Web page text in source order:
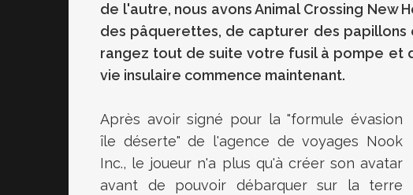
de l'autre, nous avons Animal Crossing New
des pâquerettes, de capturer des papillons
rangez tout de suite votre fusil à pompe et
vie insulaire commence maintenant.
Après avoir signé pour la "formule évasion
île déserte" de l'agence de voyages Nook
Inc., le joueur n'a plus qu'à créer son avatar
avant de pouvoir débarquer sur la terre